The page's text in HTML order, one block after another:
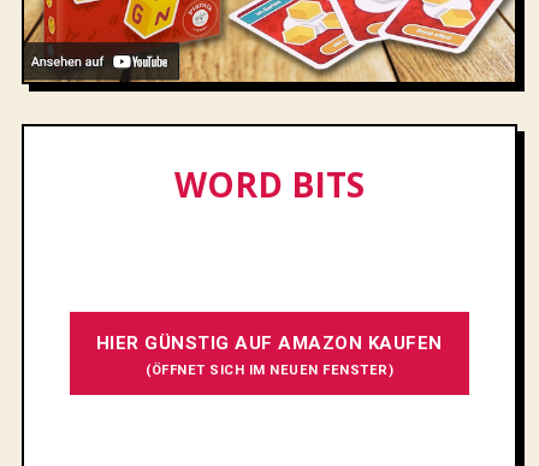
WORD BITS
HIER GÜNSTIG AUF AMAZON KAUFEN
(ÖFFNET SICH IM NEUEN FENSTER)